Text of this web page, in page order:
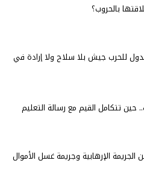
بالحروب؟
للحرب جيش بلا سلاح ولا إرادة في
تتكامل القيم مع رسالة التعليم
الجريمة الإرهابية وجريمة غسل الأموال